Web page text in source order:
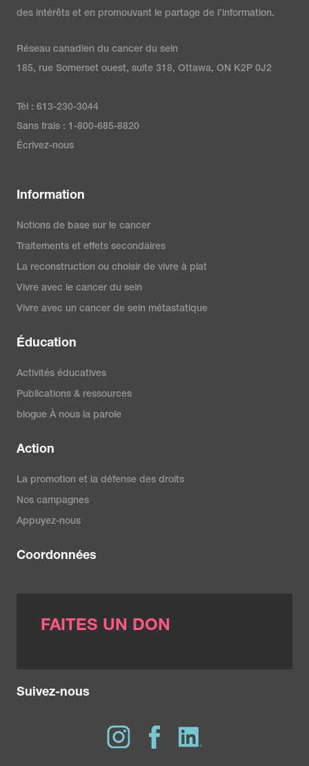
des intérêts et en promouvant le partage de l’information.
Réseau canadien du cancer du sein
185, rue Somerset ouest, suite 318, Ottawa, ON K2P 0J2
Tél : 613-230-3044
Sans frais : 1-800-685-8820
Écrivez-nous
Information
Notions de base sur le cancer
Traitements et effets secondaires
La reconstruction ou choisir de vivre à plat
Vivre avec le cancer du sein
Vivre avec un cancer de sein métastatique
Éducation
Activités éducatives
Publications & ressources
blogue À nous la parole
Action
La promotion et la défense des droits
Nos campagnes
Appuyez-nous
Coordonnées
FAITES UN DON
Suivez-nous